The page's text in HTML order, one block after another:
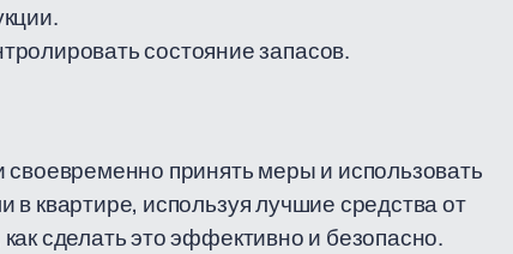
состояние запасов.
принять меры и использовать
в квартире, используя лучшие средства от
сделать это эффективно и безопасно.